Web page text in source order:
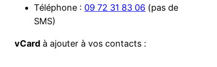
Téléphone : 09 72 31 83 06 (pas de
SMS)
vCard à ajouter à vos contacts :